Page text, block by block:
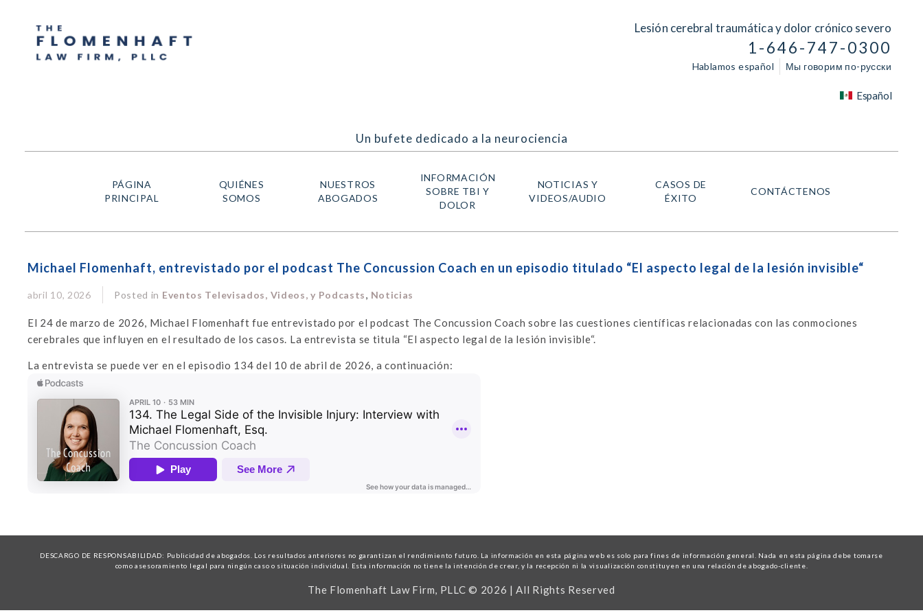
Lesión cerebral traumática y dolor crónico severo
1-646-747-0300
Hablamos español Мы говорим по-русски
Español
Un bufete dedicado a la neurociencia
PÁGINA
PRINCIPAL
QUIÉNES
SOMOS
NUESTROS
ABOGADOS
INFORMACIÓN
SOBRE TBI Y
DOLOR
NOTICIAS Y
VIDEOS/AUDIO
CASOS DE
ÉXITO
CONTÁCTENOS
Michael Flomenhaft, entrevistado por el podcast The Concussion Coach en un episodio titulado “El aspecto legal de la lesión invisible“
abril 10, 2026 Posted in Eventos Televisados, Videos, y Podcasts, Noticias
El 24 de marzo de 2026, Michael Flomenhaft fue entrevistado por el podcast The Concussion Coach sobre las cuestiones científicas relacionadas con las conmociones
cerebrales que influyen en el resultado de los casos. La entrevista se titula “El aspecto legal de la lesión invisible“.
La entrevista se puede ver en el episodio 134 del 10 de abril de 2026, a continuación:
DESCARGO DE RESPONSABILIDAD: Publicidad de abogados. Los resultados anteriores no garantizan el rendimiento futuro. La información en esta página web es solo para fines de información general. Nada en esta página debe tomarse
como asesoramiento legal para ningún caso o situación individual. Esta información no tiene la intención de crear, y la recepción ni la visualización constituyen en una relación de abogado-cliente.
The Flomenhaft Law Firm, PLLC © 2026 | All Rights Reserved